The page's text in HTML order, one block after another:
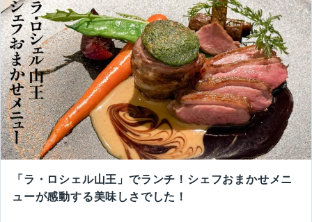
「ラ・ロシェル山王」でランチ！シェフおまかせメニ
ューが感動する美味しさでした！